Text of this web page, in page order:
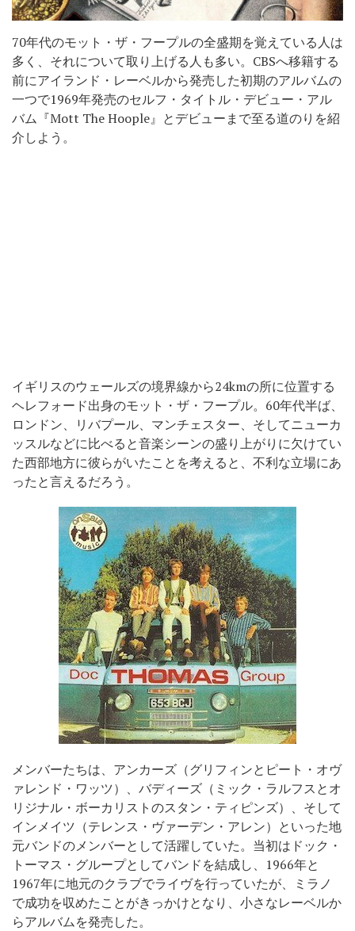
70年代のモット・ザ・フープルの全盛期を覚えている人は
多く、それについて取り上げる人も多い。CBSへ移籍する
前にアイランド・レーベルから発売した初期のアルバムの
一つで1969年発売のセルフ・タイトル・デビュー・アル
バム『Mott The Hoople』とデビューまで至る道のりを紹
介しよう。
イギリスのウェールズの境界線から24kmの所に位置する
ヘレフォード出身のモット・ザ・フープル。60年代半ば、
ロンドン、リバプール、マンチェスター、そしてニューカ
ッスルなどに比べると音楽シーンの盛り上がりに欠けてい
た西部地方に彼らがいたことを考えると、不利な立場にあ
ったと言えるだろう。
メンバーたちは、アンカーズ（グリフィンとピート・オヴ
ァレンド・ワッツ）、バディーズ（ミック・ラルフスとオ
リジナル・ボーカリストのスタン・ティピンズ）、そして
インメイツ（テレンス・ヴァーデン・アレン）といった地
元バンドのメンバーとして活躍していた。当初はドック・
トーマス・グループとしてバンドを結成し、1966年と
1967年に地元のクラブでライヴを行っていたが、ミラノ
で成功を収めたことがきっかけとなり、小さなレーベルか
らアルバムを発売した。